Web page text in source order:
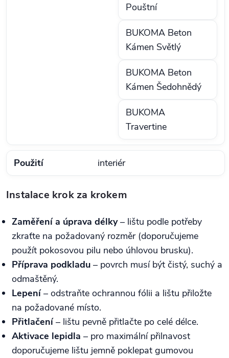
Pouštní
BUKOMA Beton
Kámen Světlý
BUKOMA Beton
Kámen Šedohnědý
BUKOMA
Travertine
Použití interiér
Instalace krok za krokem
Zaměření a úprava délky– lištu podle potřeby
zkraťte na požadovaný rozměr (doporučujeme
použít pokosovou pilu nebo úhlovou brusku).
Příprava podkladu – povrch musí být čistý, suchý a
odmaštěný.
Lepení– odstraňte ochrannou fólii a lištu přiložte
na požadované místo.
Přitlačení– lištu pevně přitlačte po celé délce.
Aktivace lepidla – pro maximální přilnavost
doporučujeme lištu jemně poklepat gumovou